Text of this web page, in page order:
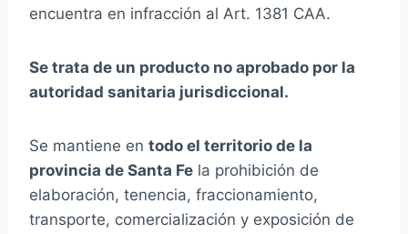
encuentra en infracción al Art. 1381 CAA.
Se trata de un producto no aprobado por la
autoridad sanitaria jurisdiccional.
Se mantiene en todo el territorio de la
provincia de Santa Fe la prohibición de
elaboración, tenencia, fraccionamiento,
transporte, comercialización y exposición de